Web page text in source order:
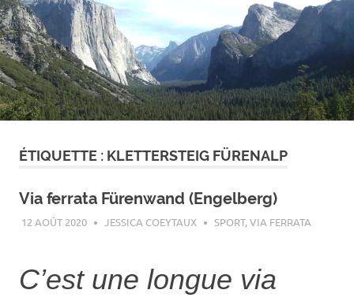
ÉTIQUETTE : KLETTERSTEIG FÜRENALP
Via ferrata Fürenwand (Engelberg)
12 AOÛT 2020 JESSICA COEYTAUX SPORT,VIA FERRATA
C’est une longue via